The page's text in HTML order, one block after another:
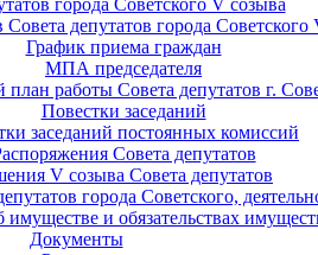
города Советского V созыва
Совета депутатов города Советского
График приема граждан
МПА председателя
работы Совета депутатов г.
Повестки заседаний
заседаний постоянных комиссий
Совета депутатов
V созыва Совета депутатов
города Советского,
и обязательствах
Документы